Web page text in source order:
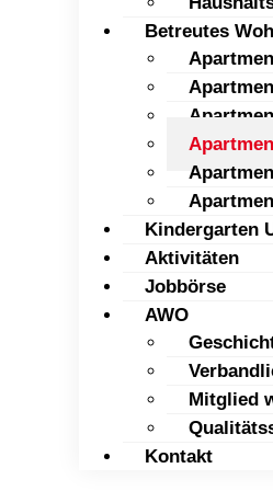
Betreutes
Kindergarten
Aktivitäten
Jobbörse
AWO
Mitglied
Kontakt